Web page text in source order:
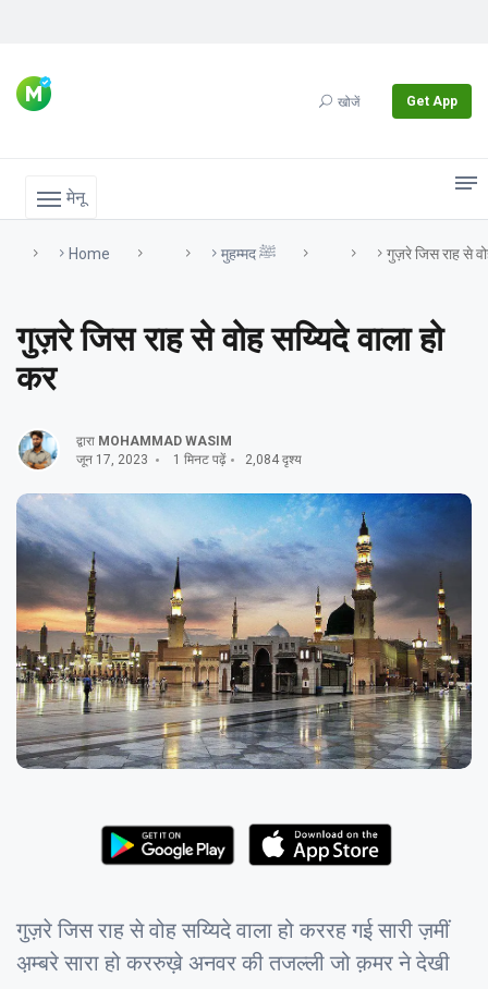
खोजें Get App
मेनू
Home मुहम्मद ﷺ गुज़रे जिस राह से
गुज़रे जिस राह से वोह सय्यिदे वाला हो
कर
द्वारा MOHAMMAD WASIM
जून 17, 2023
1 मिनट पढ़ें 2,084 दृश्य
गुज़रे जिस राह से वोह सय्यिदे वाला हो कररह गई सारी ज़मीं
अ़म्बरे सारा हो कररुख़े अनवर की तजल्ली जो क़मर ने देखी